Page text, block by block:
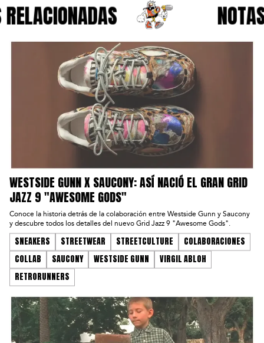
WESTSIDE GUNN X SAUCONY: ASÍ NACIÓ EL GRAN GRID
JAZZ 9 "AWESOME GODS"
Conoce la historia detrás de la colaboración entre Westside Gunn y Saucony
y descubre todos los detalles del nuevo Grid Jazz 9 "Awesome Gods".
SNEAKERS STREETWEAR STREETCULTURE
COLABORACIONES
COLLAB
SAUCONY WESTSIDE GUNN
VIRGIL ABLOH
RETRORUNNERS